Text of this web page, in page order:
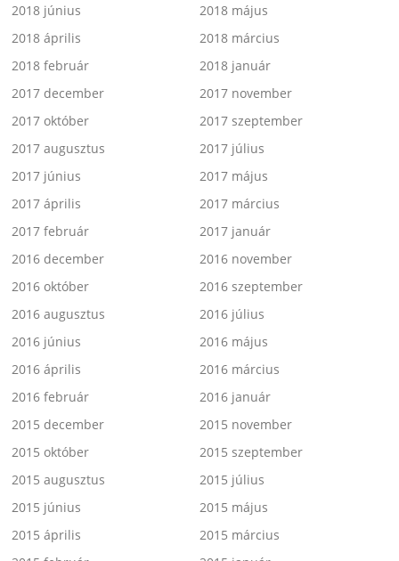
2018 június
2018 május
2018 április
2018 március
2018 február
2018 január
2017 december
2017 november
2017 október
2017 szeptember
2017 augusztus
2017 július
2017 június
2017 május
2017 április
2017 március
2017 február
2017 január
2016 december
2016 november
2016 október
2016 szeptember
2016 augusztus
2016 július
2016 június
2016 május
2016 április
2016 március
2016 február
2016 január
2015 december
2015 november
2015 október
2015 szeptember
2015 augusztus
2015 július
2015 június
2015 május
2015 április
2015 március